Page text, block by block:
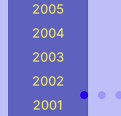
2005
2004
2003
2002
2001